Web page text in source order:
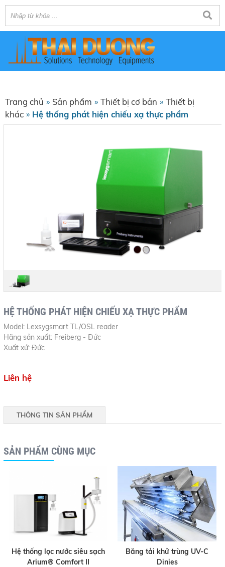
Trang chủ » Sản phẩm » Thiết bị cơ bản » Thiết bị
khác » Hệ thống phát hiện chiếu xạ thực phẩm
HỆ THỐNG PHÁT HIỆN CHIẾU XẠ THỰC PHẨM
Model: Lexsygsmart TL/OSL reader
Hãng sản xuất: Freiberg - Đức
Xuất xứ: Đức
Liên hệ
THÔNG TIN SẢN PHẨM
SẢN PHẨM CÙNG MỤC
Hệ thống lọc nước siêu sạch
Arium® Comfort II
Băng tải khử trùng UV-C
Dinies